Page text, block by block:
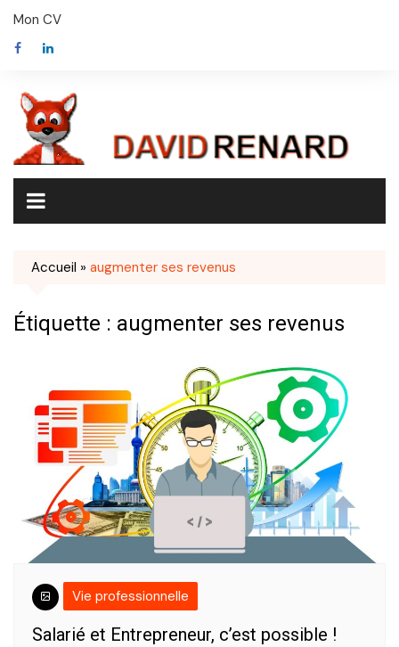
Skip
content
Mon CV
Accueil » augmenter ses revenus
Étiquette : augmenter ses revenus
Vie professionnelle
Salarié et Entrepreneur, c’est possible !